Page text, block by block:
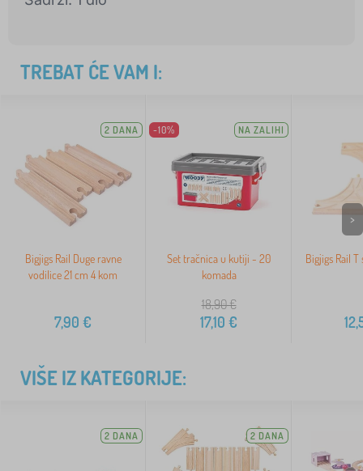
TREBAT ĆE VAM I:
2 DANA
Bigjigs Rail Duge ravne
vodilice 21 cm 4 kom
7,90 €
-10% NA ZALIHI
Set tračnica u kutiji - 20
komada
18,90€
17,10 €
Bigjigs Rail
>
VIŠE IZ KATEGORIJE:
2 DANA 2 DANA